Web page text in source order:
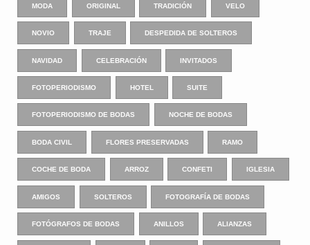
MODA ORIGINAL TRADICIÓN VELO
NOVIO TRAJE DESPEDIDA DE SOLTEROS
NAVIDAD CELEBRACIÓN INVITADOS
FOTOPERIODISMO HOTEL SUITE
FOTOPERIODISMO DE BODAS NOCHE DE BODAS
BODA CIVIL FLORES PRESERVADAS RAMO
COCHE DE BODA ARROZ CONFETI IGLESIA
AMIGOS SOLTEROS FOTOGRAFÍA DE BODAS
FOTÓGRAFOS DE BODAS ANILLOS ALIANZAS